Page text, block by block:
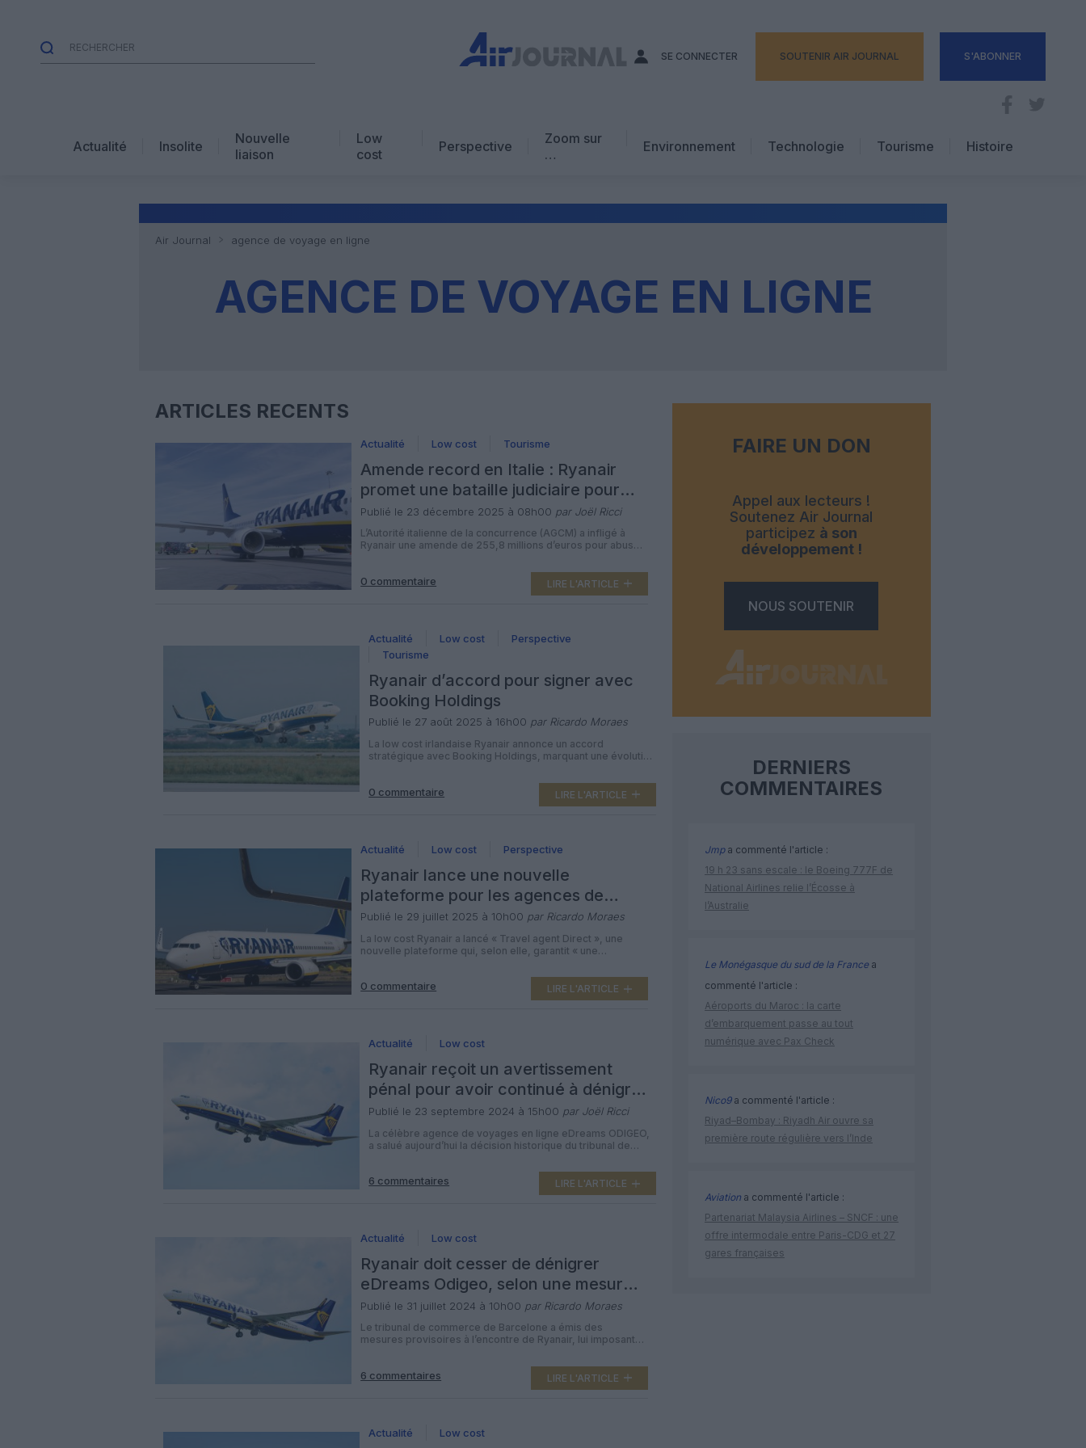
SE CONNECTER SOUTENIR AIR JOURNAL S'ABONNER
Actualité Insolite
Nouvelle
liaison
Low
cost
Perspective
Zoom sur
…
Vidéo
Environnement Technologie
Tourisme
Hôtellerie
Histoire
Air Journal agence de voyage en ligne
AGENCE DE VOYAGE EN LIGNE
ARTICLES RÉCENTS
Actualité Low cost Tourisme
Amende record en Italie : Ryanair
promet une bataille judiciaire pour
défendre la vente directe
Publié le 23 décembre 2025 à 08h00 par Joël Ricci
L’Autorité italienne de la concurrence (AGCM) a infligé à
Ryanair une amende de 255,8 millions d’euros pour abus
destination et au départ de l’Italie, en particulier au
détriment des agences de voyages en ligne et
traditionnelles. La compagnie irlandaise low cost, qui
0 commentaire LIRE L'ARTICLE
Actualité Low cost
Perspective
Tourisme
Ryanair d’accord pour signer avec
Booking Holdings
Publié le 27 août 2025 à 16h00 par Ricardo Moraes
La low cost irlandaise Ryanair annonce un accord
stratégique avec Booking Holdings, marquant une évolution
stratégique avec Booking Holdings, acteur mondial
regroupant Booking.com, KAYAK, Priceline et Agoda.
0 commentaire LIRE L'ARTICLE
Actualité Low cost Perspective
Ryanair lance une nouvelle
plateforme pour les agences de
voyage offline et en faveur d’une
« transparence tarifaire »
Publié le 29 juillet 2025 à 10h00 par Ricardo Moraes
La low cost Ryanair a lancé « Travel agent Direct », une
nouvelle plateforme qui, selon elle, garantit « une
réservant des vols Ryanair via des agences de voyage.
Ryanair a annoncé ce lundi 28 juillet le lancement de «
Travel Agent Direct » (TAD), une nouvelle plateforme de
0 commentaire LIRE L'ARTICLE
Actualité Low cost
Ryanair reçoit un avertissement
pénal pour avoir continué à dénigrer
eDreams
Publié le 23 septembre 2024 à 15h00 par Joël Ricci
La célèbre agence de voyages en ligne eDreams ODIGEO,
a salué aujourd’hui la décision historique du tribunal de
pénal formel à Ryanair Holdings plc pour non-respect de
l’injonction du tribunal de cesser de dénigrer eDreams
ODIGEO et son programme d’abonnement Prime. Cette
6 commentaires LIRE L'ARTICLE
Actualité Low cost
Ryanair doit cesser de dénigrer
eDreams Odigeo, selon une mesure
provisoire d’un tribunal espagnol
Publié le 31 juillet 2024 à 10h00 par Ricardo Moraes
Le tribunal de commerce de Barcelone a émis des
mesures provisoires à l’encontre de Ryanair, lui imposant
à l’égard d’eDreams ODIGEO, une agence de voyages en
ligne (OTA) et de ses produits. Alors que Ryanair avait pris
l’habitude de discréditer les fameuses “OTA pirates “, des
6 commentaires LIRE L'ARTICLE
Actualité Low cost
FAIRE UN DON
Appel aux lecteurs !
Soutenez Air Journal
participez à son
développement !
NOUS SOUTENIR
DERNIERS
COMMENTAIRES
Jmpa commenté l'article :
19 h 23 sans escale : le Boeing 777F de
National Airlines relie l’Écosse à
l’Australie
Le Monégasque du sud de la Francea
commenté l'article :
Aéroports du Maroc : la carte
d’embarquement passe au tout
numérique avec Pax Check
Nico9a commenté l'article :
Riyad–Bombay : Riyadh Air ouvre sa
première route régulière vers l’Inde
Aviation a commenté l'article :
Partenariat Malaysia Airlines – SNCF : une
offre intermodale entre Paris-CDG et 27
gares françaises